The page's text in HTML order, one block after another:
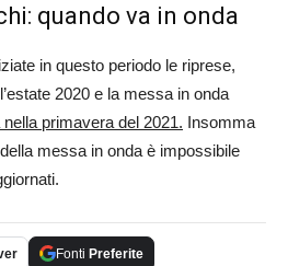
quando va in onda
in questo periodo le riprese,
2020 e la messa in onda
primavera del 2021. Insomma
messa in onda è impossibile
Fonti Preferite